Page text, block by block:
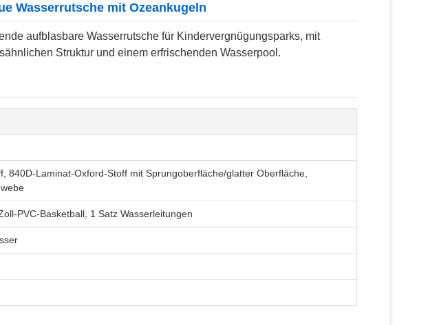
Wasserrutsche mit Ozeankugeln
aufblasbare Wasserrutsche für Kindervergnügungsparks, mit
Struktur und einem erfrischenden Wasserpool.
840D-Laminat-Oxford-Stoff mit Sprungoberfläche/glatter Oberfläche,
PVC-Basketball, 1 Satz Wasserleitungen